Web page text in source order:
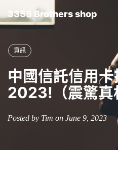
3355 Brothers shop
資訊
中國信託信用
2023!（震驚真
Posted by Tim on June 9, 2023